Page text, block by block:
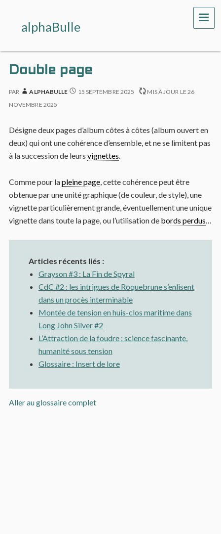
alphaBulle
Double page
PAR ALPHABULLE 15 SEPTEMBRE 2025 MIS À JOUR LE 26
NOVEMBRE 2025
Désigne deux pages d’album côtes à côtes (album ouvert en
deux) qui ont une cohérence d’ensemble, et ne se limitent pas
à la succession de leurs vignettes.
Comme pour lapleine page, cette cohérence peut être
obtenue par une unité graphique (de couleur, de style), une
vignette particulièrement grande, éventuellement une unique
vignette dans toute la page, ou l’utilisation de bords perdus
Articles récents liés :
Grayson #3 : La Fin de Spyral
CdC #2 : les intrigues de Roquebrune s’enlisent
dans un procès interminable
Montée de tension en huis-clos maritime dans
Long John Silver #2
L’Attraction de la foudre : science fascinante,
humanité sous tension
Glossaire : Insert de lore
Aller au glossaire complet